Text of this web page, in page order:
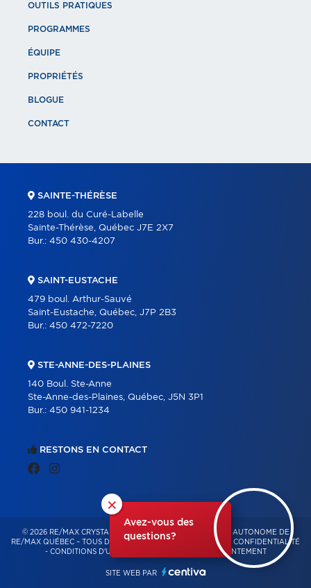
×
Avez-vous des
questions?
OUTILS PRATIQUES
PROGRAMMES
ÉQUIPE
PROPRIÉTÉS
BLOGUE
CONTACT
RESTONS EN CONTACT
SAINTE-THÉRÈSE
228 boul. du Curé-Labelle
Sainte-Thérèse, Québec J7E 2X7
Bur.: 450 430-4207
SAINT-EUSTACHE
479 boul. Arthur-Sauvé
Saint-Eustache, Québec, J7P 2B3
Bur.: 450 472-7220
STE-ANNE-DES-PLAINES
140 Boul. Ste-Anne
Ste-Anne-des-Plaines, Québec, J5N 3P1
Bur.: 450 941-1234
© 2026 RE/MAX CRYSTAL – FRANCHISÉ INDÉPENDANT ET AUTONOME DE
RE/MAX QUÉBEC – TOUS DROITS RÉSERVÉS -
POLITIQUE DE CONFIDENTIALITÉ
- CONDITIONS D'UTILISATION GESTION DU CONSENTEMENT
SITE WEB PAR